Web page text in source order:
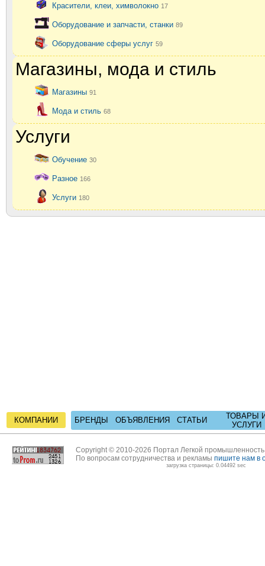
Красители, клеи, химволокно 17
Оборудование и запчасти, станки 89
Оборудование сферы услуг 59
Магазины, мода и стиль
Магазины 91
Мода и стиль 68
Услуги
Обучение 30
Разное 166
Услуги 180
КОМПАНИИ БРЕНДЫ ОБЪЯВЛЕНИЯ СТАТЬИ
ТОВАРЫ
УСЛУГИ
Copyright © 2010-2026 Портал Легкой
По вопросам сотрудничества и рекламы пишите нам в
загрузка страницы: 0.04492 sec